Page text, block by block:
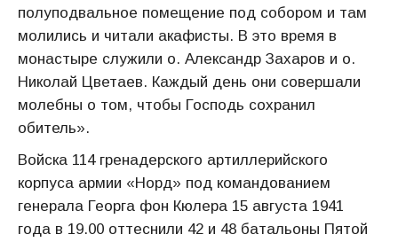
полуподвальное помещение под собором и там
молились и читали акафисты. В это время в
монастыре служили о. Александр Захаров и о.
Николай Цветаев. Каждый день они совершали
молебны о том, чтобы Господь сохранил
обитель».
Войска 114 гренадерского артиллерийского
корпуса армии «Норд» под командованием
генерала Георга фон Кюлера 15 августа 1941
года в 19.00 оттеснили 42 и 48 батальоны Пятой